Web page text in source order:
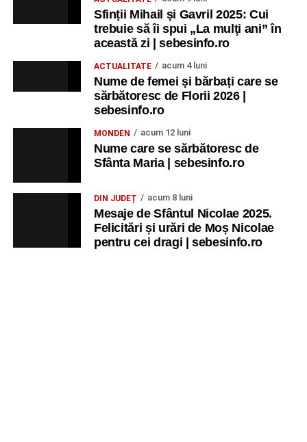
Sfinții Mihail și Gavril 2025: Cui
trebuie să îi spui „La mulţi ani” în
această zi | sebesinfo.ro
ACTUALITATE acum 4 luni
Nume de femei și bărbați care se
sărbătoresc de Florii 2026 |
sebesinfo.ro
MONDEN acum 12 luni
Nume care se sărbătoresc de
Sfânta Maria | sebesinfo.ro
DIN JUDEȚ acum 8 luni
Mesaje de Sfântul Nicolae 2025.
Felicitări și urări de Moș Nicolae
pentru cei dragi | sebesinfo.ro